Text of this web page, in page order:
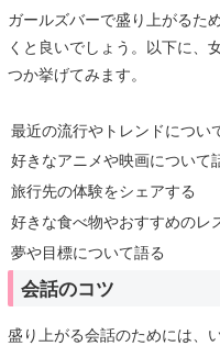
ガールズバーで盛り上がるた
くと良いでしょう。以下に、
つか挙げてみます。
最近の流行やトレンドについ
好きなアニメや映画について
旅行先の体験をシェアする
好きな食べ物やおすすめのレ
夢や目標について語る
会話のコツ
盛り上がる会話のためには、